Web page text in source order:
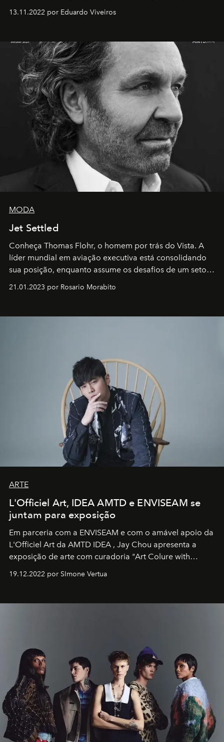
13.11.2022 por Eduardo Viveiros
MODA
Jet Settled
Conheça Thomas Flohr, o homem por trás do Vista. A
líder mundial em aviação executiva está consolidando
sua posição, enquanto assume os desafios de um setor
21.01.2023 por Rosario Morabito
ARTE
L'Officiel Art, IDEA AMTD e ENVISEAM se
juntam para exposição
Em parceria com a ENVISEAM e com o amável apoio da
L'Officiel Art da AMTD IDEA , Jay Chou apresenta a
exposição de arte com curadoria "Art Colure with
19.12.2022 por SImone Vertua